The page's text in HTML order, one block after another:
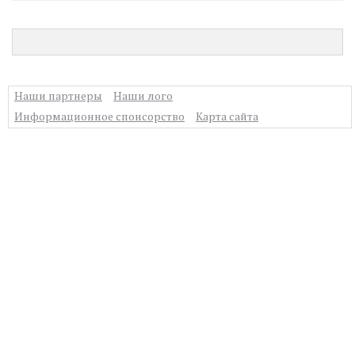
Наши партнеры
Наши лого
Информационное спонсорство
Карта сайта